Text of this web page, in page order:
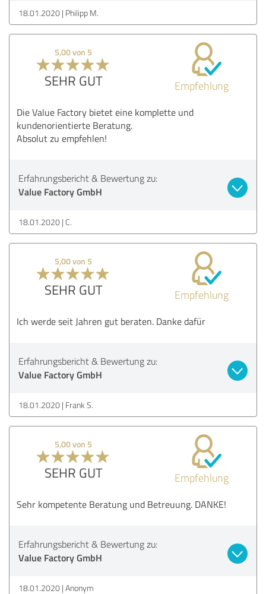
18.01.2020 Philipp M.
5,00 von 5
SEHR GUT Empfehlung
Die Value Factory bietet eine komplette und
kundenorientierte Beratung.
Absolut zu empfehlen!
Erfahrungsbericht & Bewertung zu:
Value Factory GmbH
18.01.2020 C.
5,00 von 5
SEHR GUT Empfehlung
Ich werde seit Jahren gut beraten. Danke dafür
Erfahrungsbericht & Bewertung zu:
Value Factory GmbH
18.01.2020 Frank S.
5,00 von 5
SEHR GUT Empfehlung
Sehr kompetente Beratung und Betreuung. DANKE!
Erfahrungsbericht & Bewertung zu:
Value Factory GmbH
18.01.2020 Anonym